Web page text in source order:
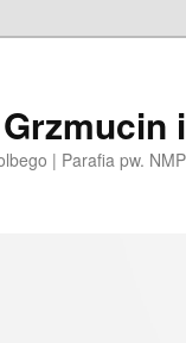
| Parafia pw.